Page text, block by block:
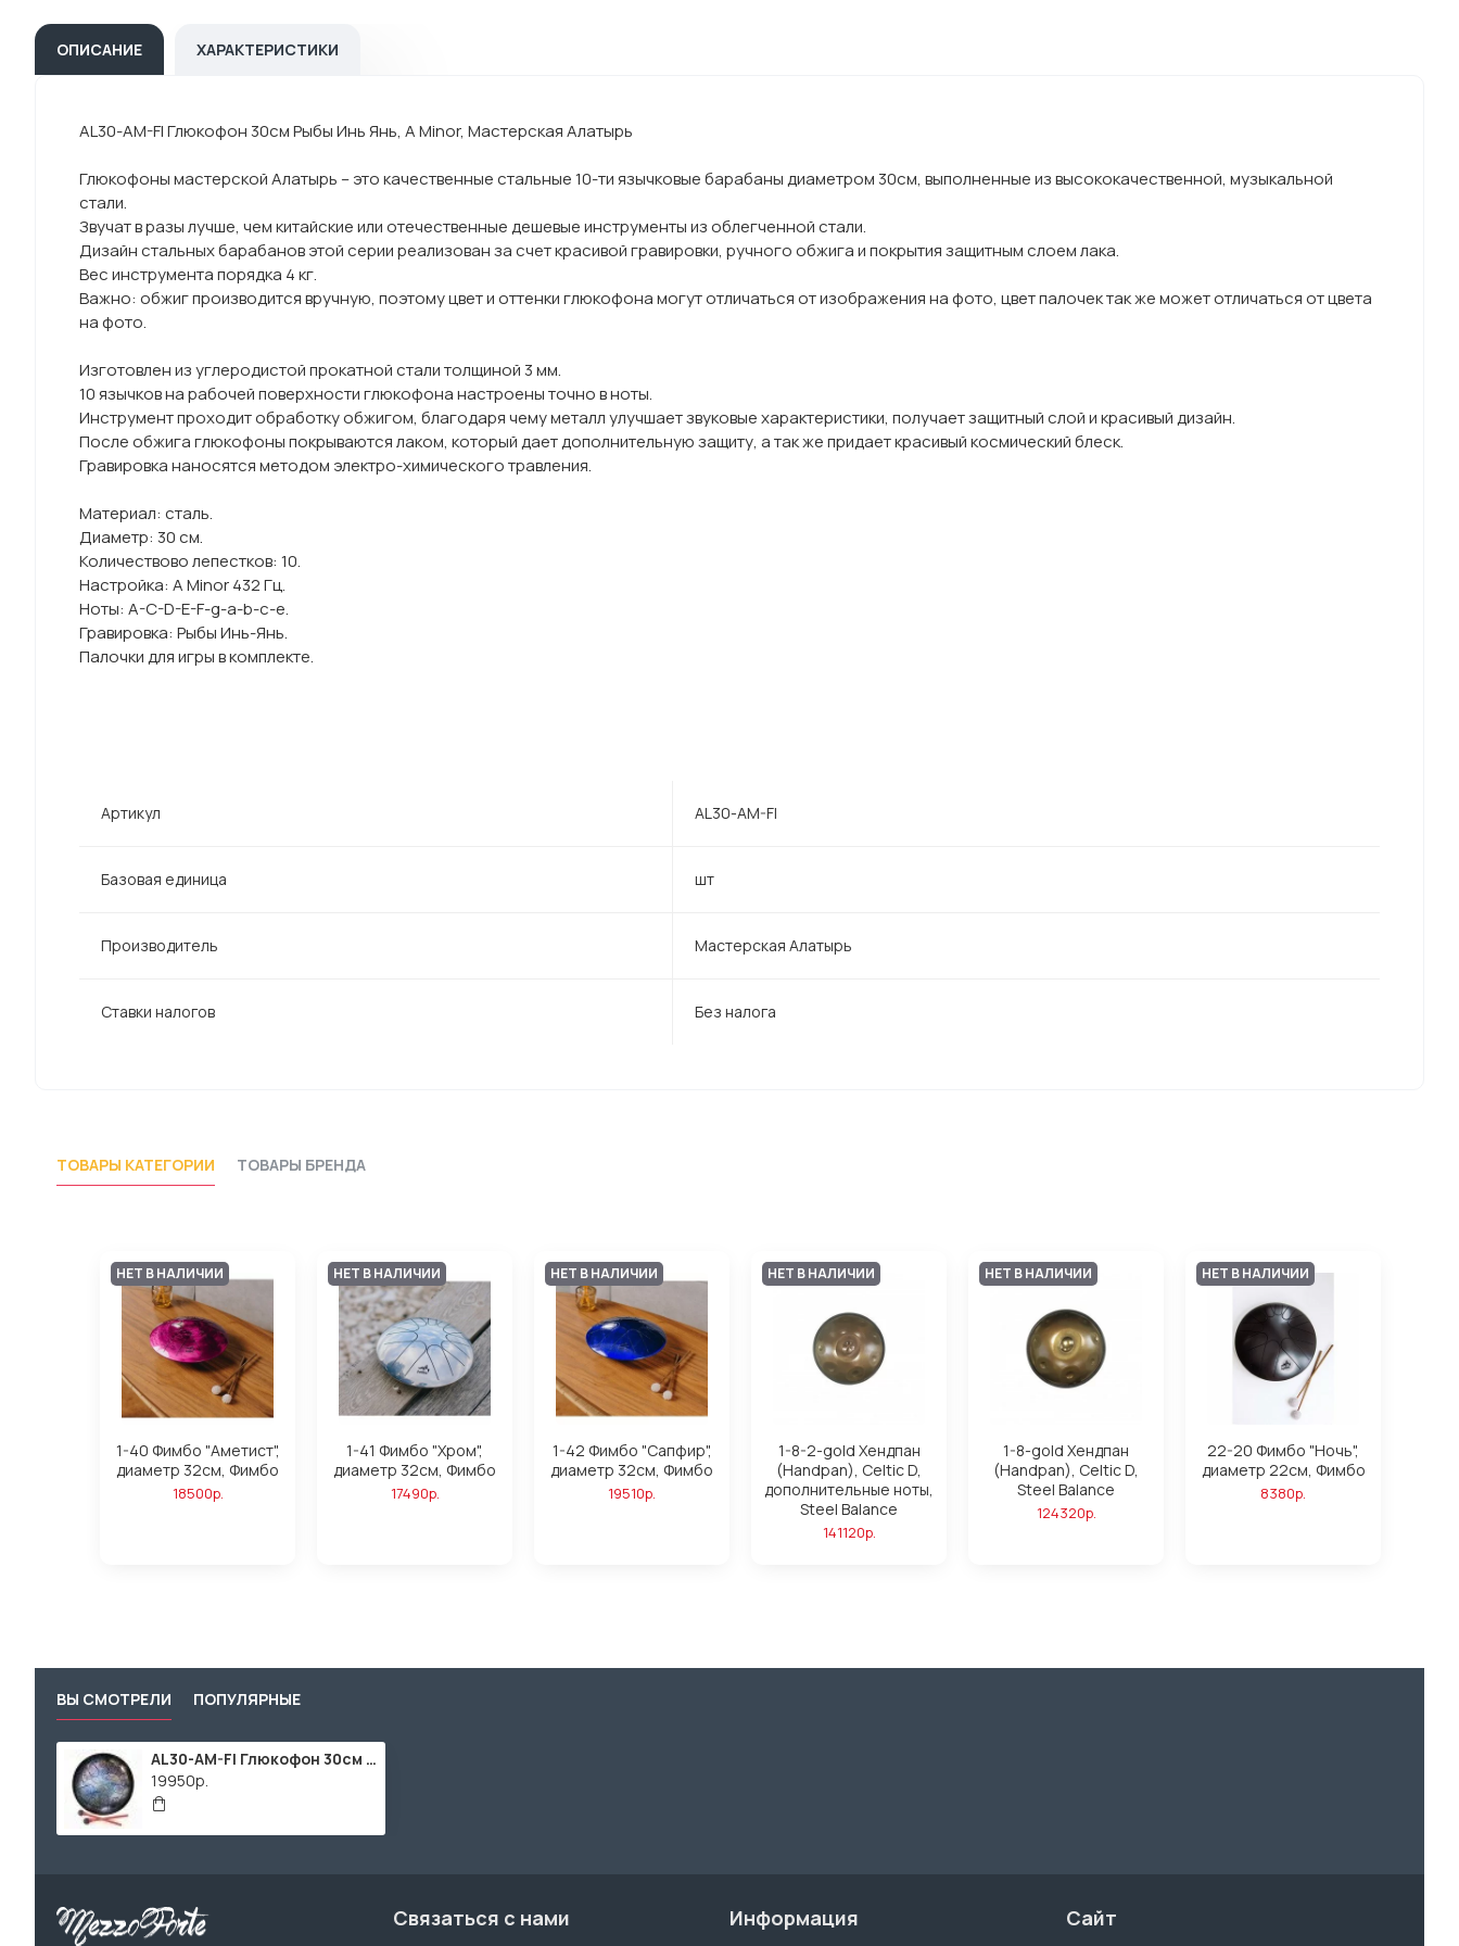
ОПИСАНИЕ ХАРАКТЕРИСТИКИ
AL30-AM-FI Глюкофон 30см Рыбы Инь Янь, A Minor, Мастерская Алатырь
Глюкофоны мастерской Алатырь – это качественные стальные 10-ти язычковые барабаны диаметром 30см, выполненные из высококачественной, музыкальной
стали.
Звучат в разы лучше, чем китайские или отечественные дешевые инструменты из облегченной стали.
Дизайн стальных барабанов этой серии реализован за счет красивой гравировки, ручного обжига и покрытия защитным слоем лака.
Вес инструмента порядка 4 кг.
Важно: обжиг производится вручную, поэтому цвет и оттенки глюкофона могут отличаться от изображения на фото, цвет палочек так же может отличаться от цвета
на фото.
Изготовлен из углеродистой прокатной стали толщиной 3 мм.
10 язычков на рабочей поверхности глюкофона настроены точно в ноты.
Инструмент проходит обработку обжигом, благодаря чему металл улучшает звуковые характеристики, получает защитный слой и красивый дизайн.
После обжига глюкофоны покрываются лаком, который дает дополнительную защиту, а так же придает красивый космический блеск.
Гравировка наносятся методом электро-химического травления.
Материал: сталь.
Диаметр: 30 см.
Количествово лепестков: 10.
Настройка: A Minor 432 Гц.
Ноты: A-C-D-E-F-g-a-b-c-e.
Гравировка: Рыбы Инь-Янь.
Палочки для игры в комплекте.
Артикул AL30-AM-FI
Базовая единица шт
Производитель Мастерская Алатырь
Ставки налогов Без налога
ТОВАРЫ КАТЕГОРИИ ТОВАРЫ БРЕНДА
НЕТ В НАЛИЧИИ
1-40 Фимбо "Аметист",
диаметр 32см, Фимбо
18500р.
НЕТ В НАЛИЧИИ
1-41 Фимбо "Хром",
диаметр 32см, Фимбо
17490р.
НЕТ В НАЛИЧИИ
1-42 Фимбо "Сапфир",
диаметр 32см, Фимбо
19510р.
НЕТ В НАЛИЧИИ
1-8-2-gold Хендпан
(Handpan), Celtic D,
дополнительные ноты,
Steel Balance
141120р.
НЕТ В НАЛИЧИИ
1-8-gold Хендпан
(Handpan), Celtic D,
Steel Balance
124320р.
НЕТ В НАЛИЧИИ
22-20 Фимбо "Ночь",
диаметр 22см, Фимбо
8380р.
ВЫ СМОТРЕЛИ ПОПУЛЯРНЫЕ
AL30-AM-FI Глюкофон 30см Рыбы Инь Янь, A Minor, Мастерская Алатырь
19950р.
Связаться с нами Информация Сайт